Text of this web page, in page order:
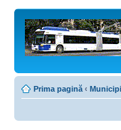
Prima pagină ‹